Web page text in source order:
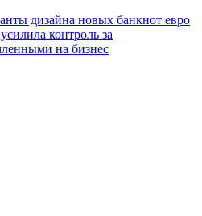
дизайна новых банкнот евро
контроль за
на бизнес